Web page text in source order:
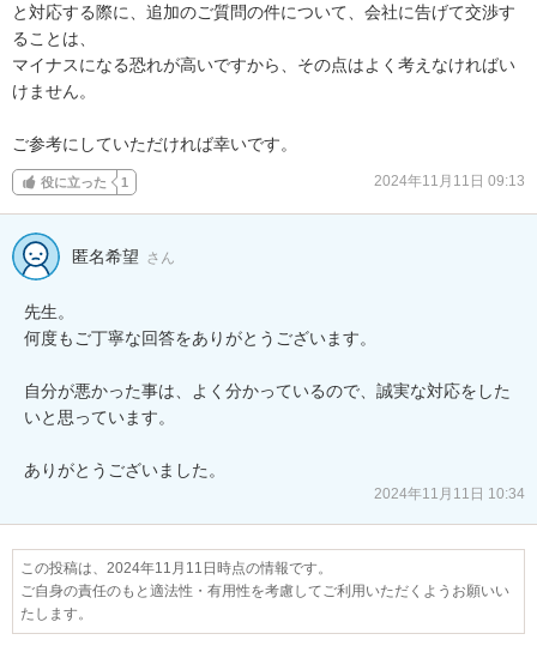
と対応する際に、追加のご質問の件について、会社に告げて交渉す
ることは、
マイナスになる恐れが高いですから、その点はよく考えなければい
けません。
ご参考にしていただければ幸いです。
役に立った 1 2024年11月11日 09:13
匿名希望 さん
先生。
何度もご丁寧な回答をありがとうございます。
自分が悪かった事は、よく分かっているので、誠実な対応をした
いと思っています。
ありがとうございました。
2024年11月11日 10:34
この投稿は、2024年11月11日時点の情報です。
ご自身の責任のもと適法性・有用性を考慮してご利用いただくようお願いい
たします。